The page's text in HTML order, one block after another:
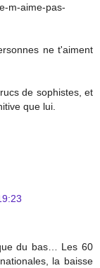
m-aime-pas-
ne t'aiment
de sophistes, et
que lui.
du bas… Les 60
la baisse